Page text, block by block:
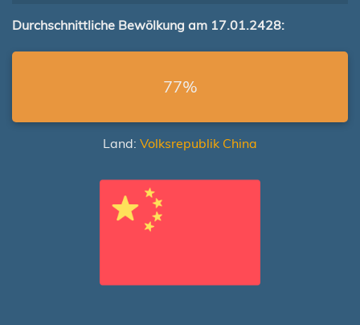
Durchschnittliche Bewölkung am 17.01.2428:
77%
Land: Volksrepublik China